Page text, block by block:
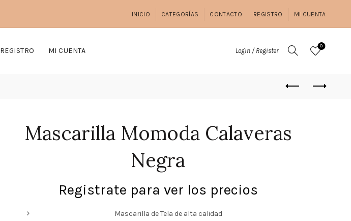
INICIO CATEGORÍAS CONTACTO REGISTRO MI CUENTA
REGISTRO MI CUENTA Login / Register
0
Mascarilla Momoda Calaveras
Negra
Registrate para ver los precios
Mascarilla de Tela de alta calidad